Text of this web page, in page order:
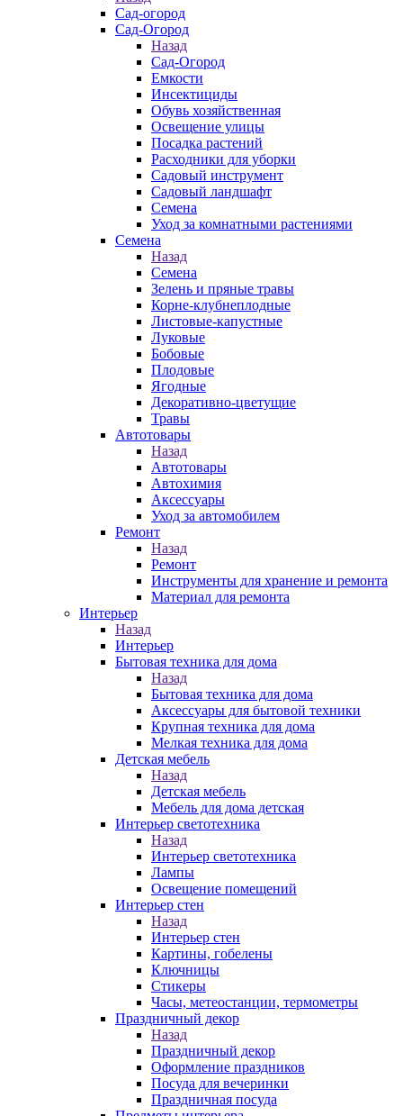
Сад-огород
Сад-Огород
Назад
Сад-Огород
Емкости
Инсектициды
Обувь хозяйственная
Освещение улицы
Посадка растений
Расходники для уборки
Садовый инструмент
Садовый ландшафт
Семена
Уход за комнатными растениями
Семена
Назад
Семена
Зелень и пряные травы
Корне-клубнеплодные
Листовые-капустные
Луковые
Бобовые
Плодовые
Ягодные
Декоративно-цветущие
Травы
Автотовары
Назад
Автотовары
Автохимия
Аксессуары
Уход за автомобилем
Ремонт
Назад
Ремонт
Инструменты для хранение и ремонта
Материал для ремонта
Интерьер
Назад
Интерьер
Бытовая техника для дома
Назад
Бытовая техника для дома
Аксессуары для бытовой техники
Крупная техника для дома
Мелкая техника для дома
Детская мебель
Назад
Детская мебель
Мебель для дома детская
Интерьер светотехника
Назад
Интерьер светотехника
Лампы
Освещение помещений
Интерьер стен
Назад
Интерьер стен
Картины, гобелены
Ключницы
Стикеры
Часы, метеостанции, термометры
Праздничный декор
Назад
Праздничный декор
Оформление праздников
Посуда для вечеринки
Праздничная посуда